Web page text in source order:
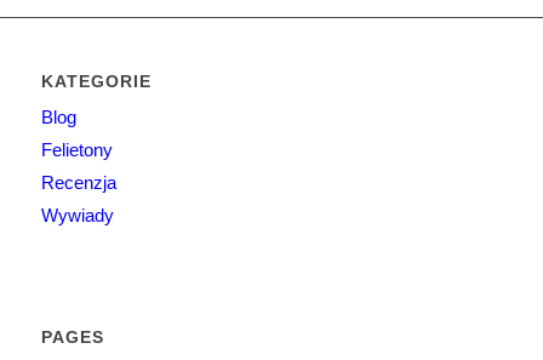
KATEGORIE
Blog
Felietony
Recenzja
Wywiady
PAGES